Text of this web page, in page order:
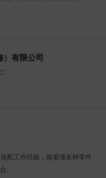
有限公司
配工作经验，能看懂各种零件
。